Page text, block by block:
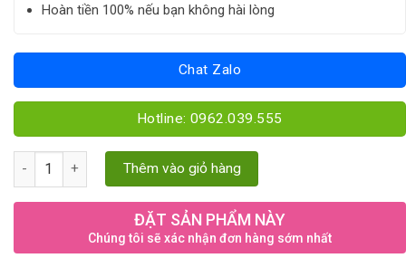
Hoàn tiền 100% nếu bạn không hài lòng
Chat Zalo
Hotline: 0962.039.555
Chè Dây Cao Bằng Cứu Cánh Nỗi Lo Dạ Dày quantity
Thêm vào giỏ hàng
ĐẶT SẢN PHẨM NÀY
Chúng tôi sẽ xác nhận đơn hàng sớm nhất